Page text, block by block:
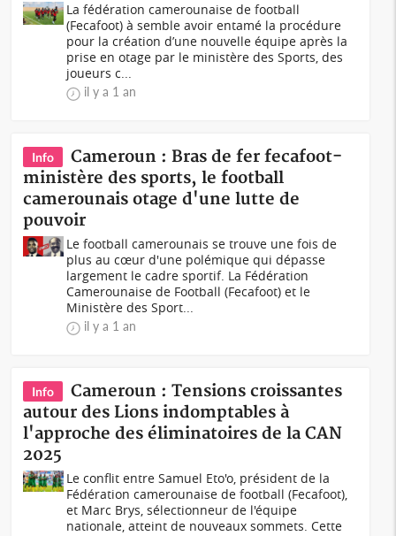
La fédération camerounaise de football
(Fecafoot) à semble avoir entamé la procédure
pour la création d’une nouvelle équipe après la
prise en otage par le ministère des Sports, des
joueurs c...
il y a 1 an
Info
Cameroun : Bras de fer fecafoot-
ministère des sports, le football
camerounais otage d'une lutte de
pouvoir
Le football camerounais se trouve une fois de
plus au cœur d'une polémique qui dépasse
largement le cadre sportif. La Fédération
Camerounaise de Football (Fecafoot) et le
Ministère des Sport...
il y a 1 an
Info
Cameroun : Tensions croissantes
autour des Lions indomptables à
l'approche des éliminatoires de la CAN
2025
Le conflit entre Samuel Eto'o, président de la
Fédération camerounaise de football (Fecafoot),
et Marc Brys, sélectionneur de l'équipe
nationale, atteint de nouveaux sommets. Cette